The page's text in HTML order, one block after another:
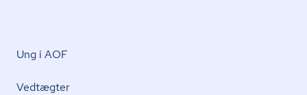
Ung i AOF
Vedtægter